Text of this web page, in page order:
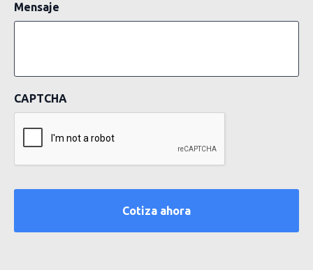
Mensaje
CAPTCHA